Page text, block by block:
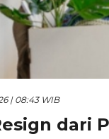
| 08:43 WIB
dari